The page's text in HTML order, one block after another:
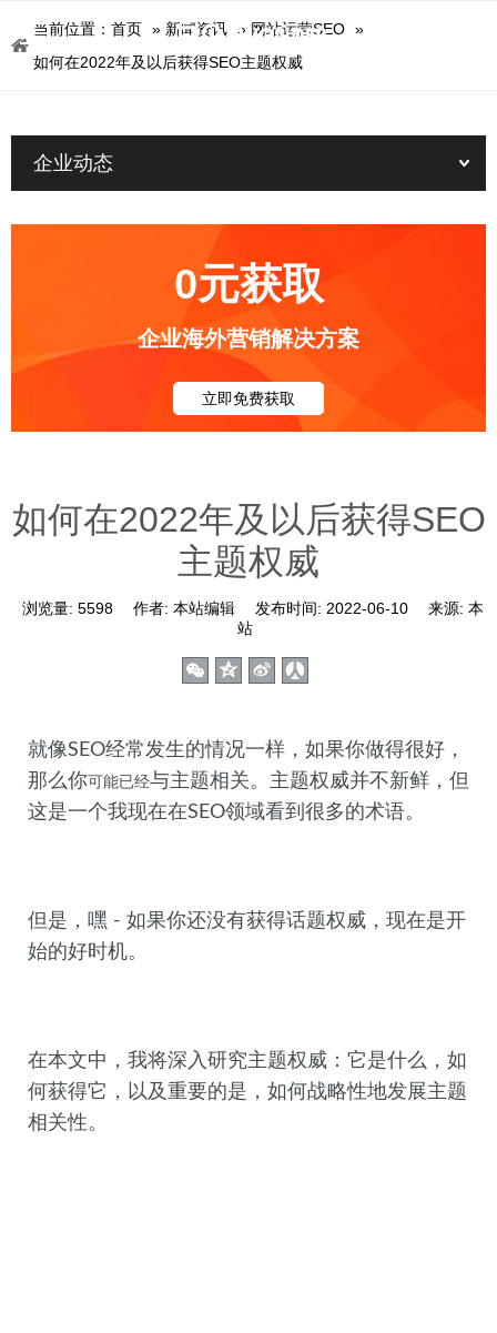
当前位置： 首页 » 新闻资讯 » 网站运营SEO »
如何在2022年及以后获得SEO主题权威
企业动态
0元获取
企业海外营销解决方案
立即免费获取
如何在2022年及以后获得SEO
主题权威
浏览量: 5598 作者: 本站编辑 发布时间: 2022-06-10 来源: 本
站
就像SEO经常发生的情况一样，如果你做得很好，
那么你可能已经与主题相关。主题权威并不新鲜，但
这是一个我现在在SEO领域看到很多的术语。
但是，嘿 - 如果你还没有获得话题权威，现在是开
始的好时机。
在本文中，我将深入研究主题权威：它是什么，如
何获得它，以及重要的是，如何战略性地发展主题
相关性。